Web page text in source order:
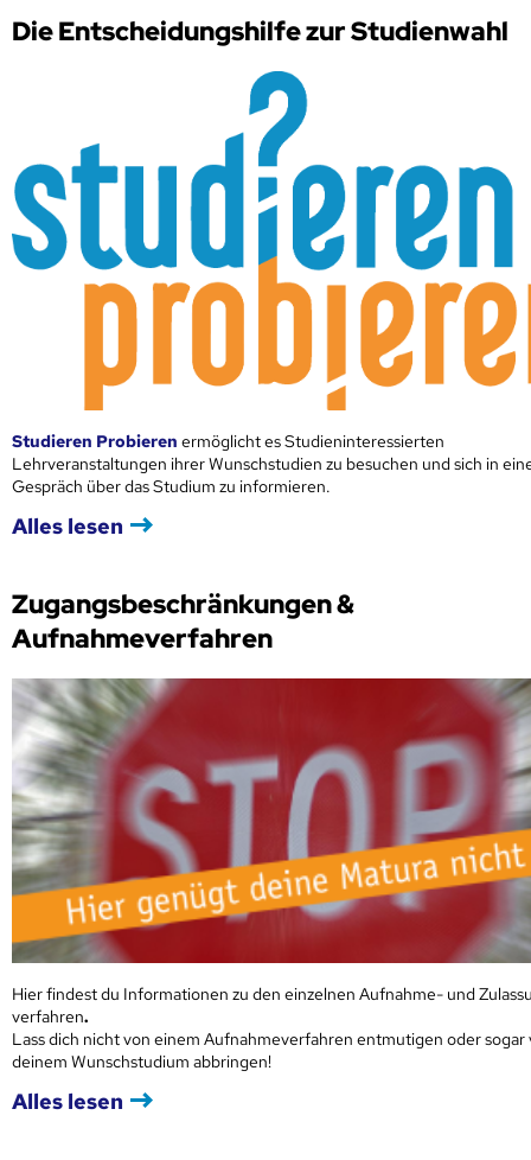
Die Entscheidungshilfe zur Studienwahl
Studieren Probieren ermöglicht es Studieninteressierten
Lehrveranstaltungen ihrer Wunschstudien zu besuchen und sich in
Gespräch über das Studium zu informieren.
Alles lesen
Zugangsbeschränkungen &
Aufnahmeverfahren
Hier findest du Informationen zu den einzelnen Aufnahme- und
verfahren.
Lass dich nicht von einem Aufnahmeverfahren entmutigen oder sogar
deinem Wunschstudium abbringen!
Alles lesen